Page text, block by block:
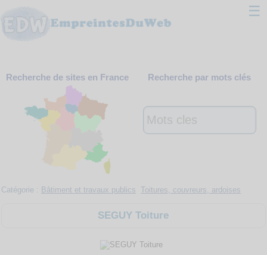
☰
Webmaster
Contact
Support
Recherche de sites en France Recherche par mots clés
Catégorie : Bâtiment et travaux publics Toitures, couvreurs, ardoises
SEGUY Toiture